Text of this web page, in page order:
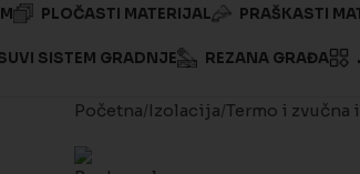
PLOČASTI MATERIJAL PRAŠKASTI
SISTEM GRADNJE REZANA GRAĐA
Početna Izolacija Termo i zvučna